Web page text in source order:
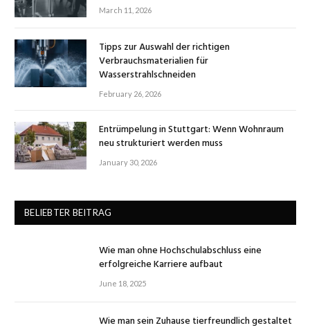
March 11, 2026
Tipps zur Auswahl der richtigen
Verbrauchsmaterialien für
Wasserstrahlschneiden
February 26, 2026
Entrümpelung in Stuttgart: Wenn Wohnraum
neu strukturiert werden muss
January 30, 2026
BELIEBTER BEITRAG
Wie man ohne Hochschulabschluss eine
erfolgreiche Karriere aufbaut
June 18, 2025
Wie man sein Zuhause tierfreundlich gestaltet